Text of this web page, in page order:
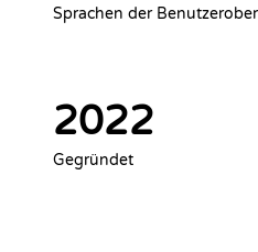
Sprachen der
2022
Gegründet